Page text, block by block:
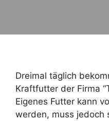
Dreimal täglich
Kraftfutter der Firma
Eigenes Futter kann
werden, muss jedoch